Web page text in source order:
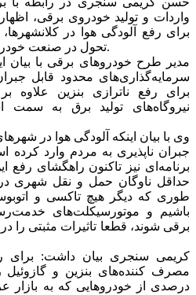
واردات و تولید خودروی برقی،
برای رفع آلودگی هوا در
تحول در صنعت خودرو، برقی سازی خودروها است.
مدیر طرح خودروهای برقی با بیان
سرمایه‌گذاری‌های محدود قابل
برای رفع ناترازی بنزین علاوه
نیروگاه‌های تولید برق به سمت
وی با بیان اینکه آلودگی هوا در
جبران ناپذیری به مردم وارد
برنامه‌ای نیز تاکنون راهگشای رفع
حداقل ناوگان حمل و نقل شهری
طوری که دیگر هیچ تاکسی و
باشیم و موتورسیکلت‌های
برقی شوند، قطعا تاثیرات مثبتی را
کریمی سنجری بیان داشت: برای
مصرف کننده‌های بنزین و گازوئیل
درصدی از خودروهایی که به